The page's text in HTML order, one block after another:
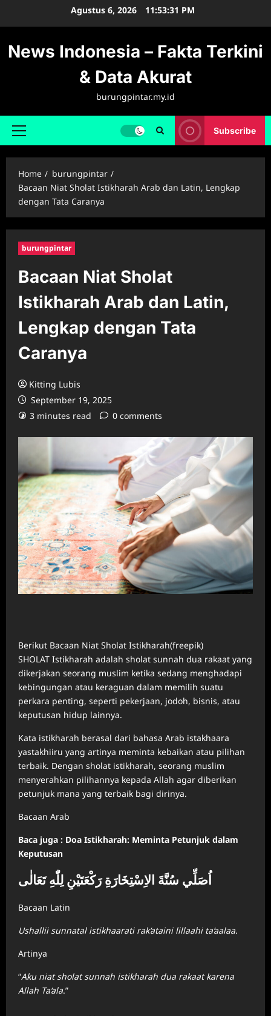
Agustus 6, 2026 11:53:32 PM
News Indonesia – Fakta Terkini
& Data Akurat
burungpintar.my.id
Primary
Subscribe
Home
burungpintar
Bacaan Niat Sholat Istikharah Arab dan Latin, Lengkap
dengan Tata Caranya
burungpintar
Bacaan Niat Sholat
Istikharah Arab dan Latin,
Lengkap dengan Tata
Caranya
Kitting Lubis
September 19, 2025
3 minutes read
0 comments
Berikut Bacaan Niat Sholat Istikharah(freepik)
SHOLAT Istikharah adalah sholat sunnah dua rakaat yang
dikerjakan seorang muslim ketika sedang menghadapi
kebingungan atau keraguan dalam memilih suatu
perkara penting, seperti pekerjaan, jodoh, bisnis, atau
keputusan hidup lainnya.
Kata istikharah berasal dari bahasa Arab istakhaara
yastakhiiru yang artinya meminta kebaikan atau pilihan
terbaik. Dengan sholat istikharah, seorang muslim
menyerahkan pilihannya kepada Allah agar diberikan
petunjuk mana yang terbaik bagi dirinya.
Bacaan Arab
Baca juga : Doa Istikharah: Meminta Petunjuk dalam
Keputusan
اُصَلِّي سُنَّةَ الاِسْتِخَارَةِ رَكْعَتَيْنِ لِلّٰهِ تَعَالٰى
Bacaan Latin
Ushallii sunnatal istikhaarati rak‘ataini lillaahi ta‘aalaa.
Artinya
“Aku niat sholat sunnah istikharah dua rakaat karena
Allah Ta‘ala.”